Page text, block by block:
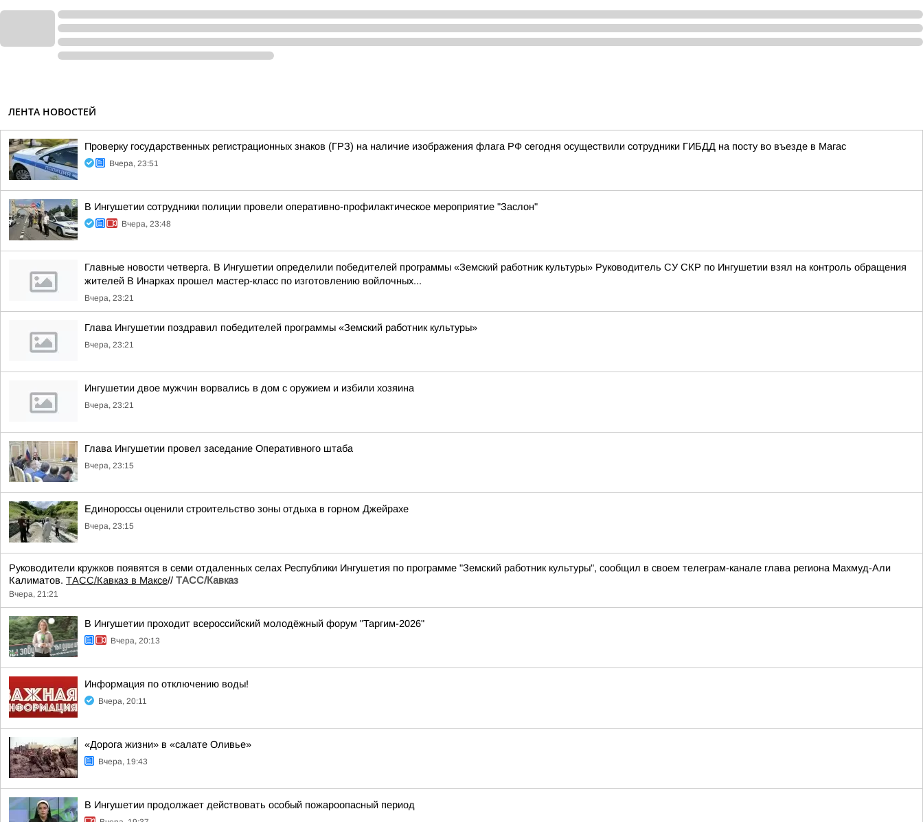
ЛЕНТА НОВОСТЕЙ
Проверку государственных регистрационных знаков (ГРЗ) на наличие изображения флага РФ сегодня осуществили сотрудники ГИБДД на посту во въезде в Магас
Вчера, 23:51
В Ингушетии сотрудники полиции провели оперативно-профилактическое мероприятие "Заслон"
Вчера, 23:48
Главные новости четверга. В Ингушетии определили победителей программы «Земский работник культуры» Руководитель СУ СКР по Ингушетии взял на контроль обращения
жителей В Инарках прошел мастер-класс по изготовлению войлочных...
Вчера, 23:21
Глава Ингушетии поздравил победителей программы «Земский работник культуры»
Вчера, 23:21
Ингушетии двое мужчин ворвались в дом с оружием и избили хозяина
Вчера, 23:21
Глава Ингушетии провел заседание Оперативного штаба
Вчера, 23:15
Единороссы оценили строительство зоны отдыха в горном Джейрахе
Вчера, 23:15
Руководители кружков появятся в семи отдаленных селах Республики Ингушетия по программе "Земский работник культуры", сообщил в своем телеграм-канале глава региона Махмуд-Али
Калиматов. ТАСС/Кавказ в Максе// ТАСС/Кавказ
Вчера, 21:21
В Ингушетии проходит всероссийский молодёжный форум "Таргим-2026"
Вчера, 20:13
Информация по отключению воды!
Вчера, 20:11
«Дорога жизни» в «салате Оливье»
Вчера, 19:43
В Ингушетии продолжает действовать особый пожароопасный период